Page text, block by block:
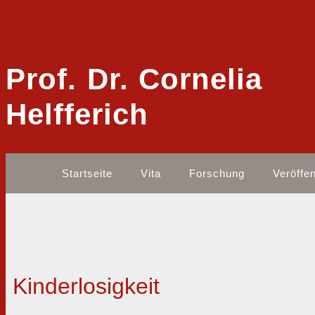
Prof. Dr. Cornelia
Helfferich
Startseite Vita Forschung
Kinderlosigkeit